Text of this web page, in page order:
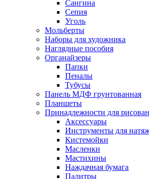
Сангина
Сепия
Уголь
Мольберты
Наборы для художника
Наглядные пособия
Органайзеры
Папки
Пеналы
Тубусы
Панель МДФ грунтованная
Планшеты
Принадлежности для
Аксессуары
Инструменты для
Кистемойки
Масленки
Мастихины
Наждачная бумага
Палитры